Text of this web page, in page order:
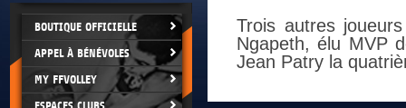
BOUTIQUE OFFICIELLE
APPEL À BÉNÉVOLES
MY FFVOLLEY
Trois autres
Ngapeth, élu MVP
Jean Patry la